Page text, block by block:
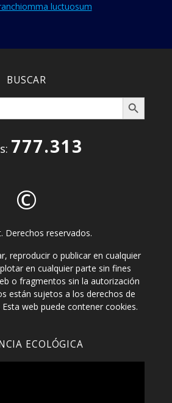
luctuosum
BUSCAR
Botón de búsqueda
777.313
©
Derechos reservados.
reproducir o publicar en cualquier
en cualquier parte sin fines
o fragmentos sin la autorización
están sujetos a los derechos de
web puede contener cookies.
ECOLÓGICA